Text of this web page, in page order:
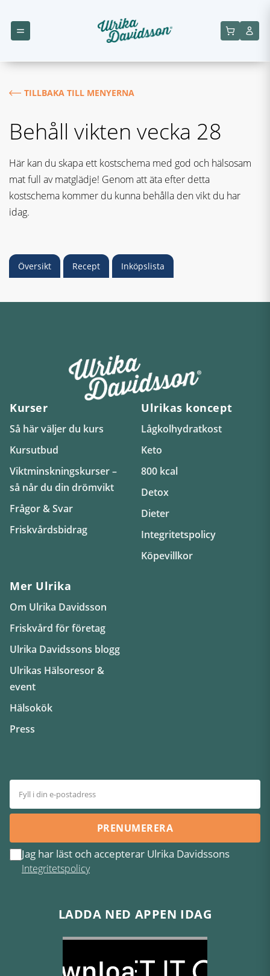
TILLBAKA TILL MENYERNA
Behåll vikten vecka 28
Här kan du skapa ett kostschema med god och hälsosam
mat full av matglädje! Genom att äta efter detta
kostschema kommer du kunna behålla den vikt du har
idag.
Översikt Recept Inköpslista
Kurser
Så här väljer du kurs
Kursutbud
Viktminskningskurser –
så når du din drömvikt
Frågor & Svar
Friskvårdsbidrag
Ulrikas koncept
Lågkolhydratkost
Keto
800 kcal
Detox
Dieter
Integritetspolicy
Köpevillkor
Mer Ulrika
Om Ulrika Davidsson
Friskvård för företag
Ulrika Davidssons blogg
Ulrikas Hälsoresor &
event
Hälsokök
Press
PRENUMERERA
Jag har läst och accepterar Ulrika Davidssons
Integritetspolicy
LADDA NED APPEN IDAG